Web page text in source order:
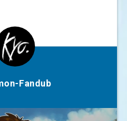
Fandub